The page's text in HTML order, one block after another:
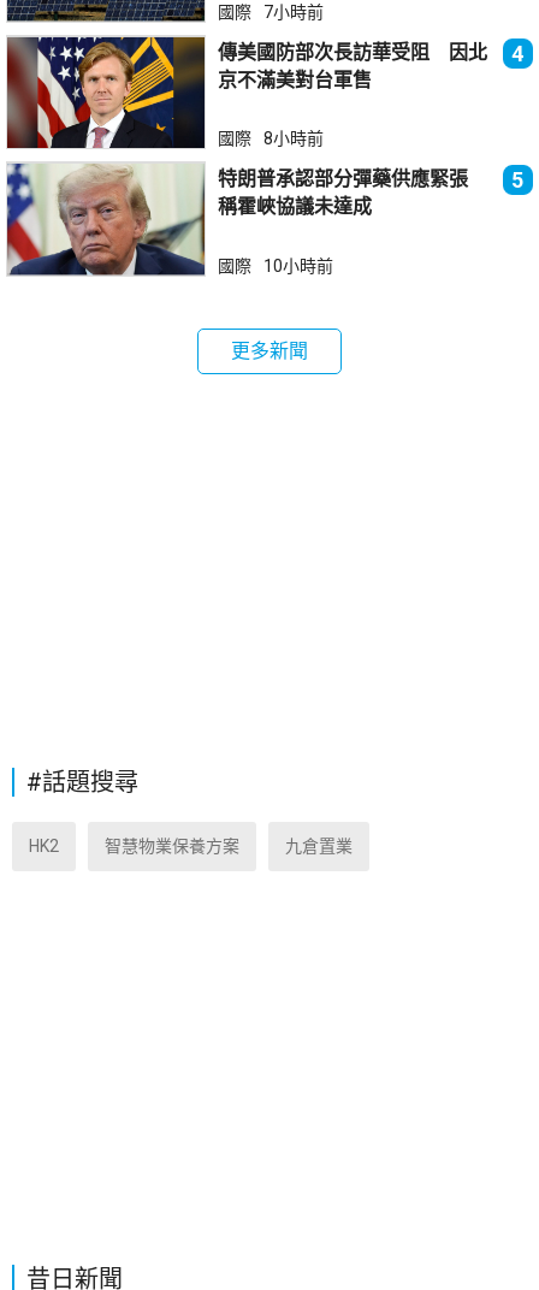
昔日新聞
國際 7小時前
傳美國防部次長訪華受阻 因北
京不滿美對台軍售
4
國際 8小時前
特朗普承認部分彈藥供應緊張
稱霍峽協議未達成
5
國際 10小時前
更多新聞
#話題搜尋
HK2 智慧物業保養方案 九倉置業